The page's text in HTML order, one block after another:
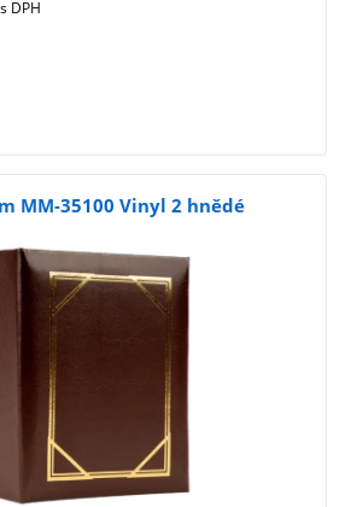
s DPH
MM-35100 Vinyl 2 hnědé